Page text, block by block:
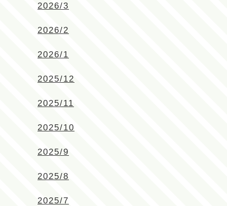
2026/3
2026/2
2026/1
2025/12
2025/11
2025/10
2025/9
2025/8
2025/7